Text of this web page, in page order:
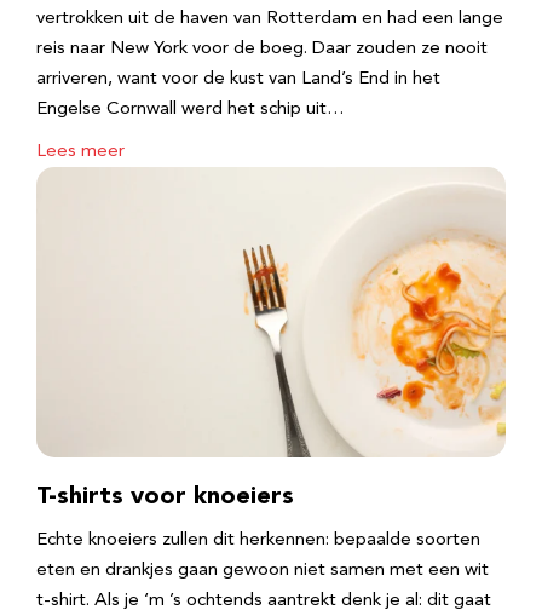
vertrokken uit de haven van Rotterdam en had een lange
reis naar New York voor de boeg. Daar zouden ze nooit
arriveren, want voor de kust van Land’s End in het
Engelse Cornwall werd het schip uit…
Lees meer
T-shirts voor knoeiers
Echte knoeiers zullen dit herkennen: bepaalde soorten
eten en drankjes gaan gewoon niet samen met een wit
t-shirt. Als je ‘m ’s ochtends aantrekt denk je al: dit gaat